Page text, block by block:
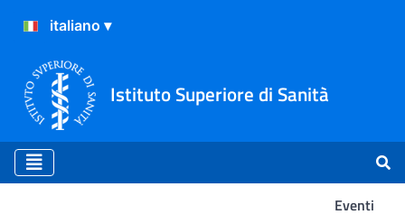
Istituto Superiore di Sanità
Eventi